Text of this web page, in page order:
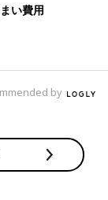
い費用
by